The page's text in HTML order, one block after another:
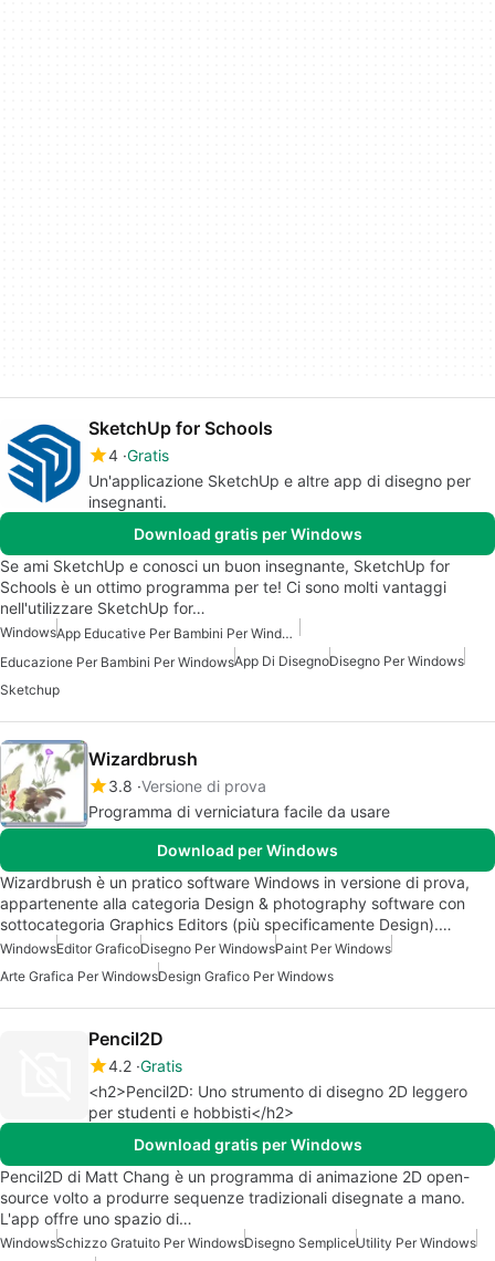
SketchUp for Schools
4 Gratis
Un'applicazione SketchUp e altre app di disegno per
insegnanti.
Download gratis per Windows
Se ami SketchUp e conosci un buon insegnante, SketchUp for
Schools è un ottimo programma per te! Ci sono molti vantaggi
nell'utilizzare SketchUp for…
Windows
App Educative Per Bambini Per Windows
Educazione Per Bambini Per WindowsApp Di DisegnoDisegno Per Windows
Sketchup
Wizardbrush
3.8 Versione di prova
Programma di verniciatura facile da usare
Download per Windows
Wizardbrush è un pratico software Windows in versione di prova,
appartenente alla categoria Design & photography software con
sottocategoria Graphics Editors (più specificamente Design).…
WindowsEditor GraficoDisegno Per WindowsPaint Per Windows
Arte Grafica Per WindowsDesign Grafico Per Windows
Pencil2D
4.2 Gratis
<h2>Pencil2D: Uno strumento di disegno 2D leggero
per studenti e hobbisti</h2>
Download gratis per Windows
Pencil2D di Matt Chang è un programma di animazione 2D open-
source volto a produrre sequenze tradizionali disegnate a mano.
L'app offre uno spazio di…
WindowsSchizzo Gratuito Per WindowsDisegno SempliceUtility Per Windows